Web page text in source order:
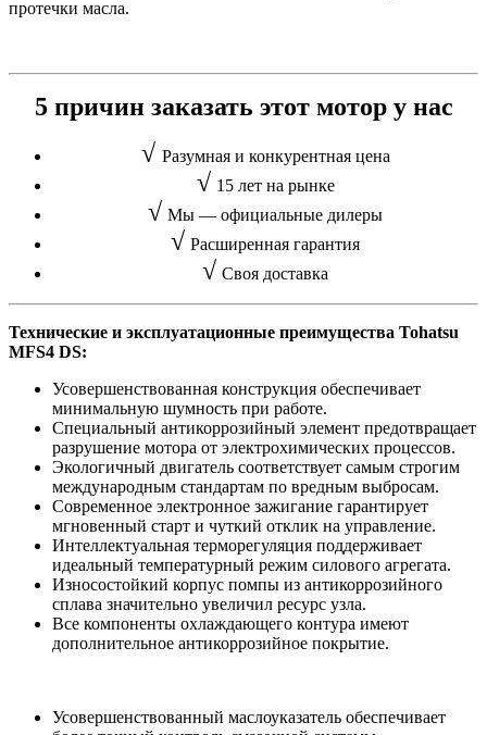
протечки масла.
5 причин заказать этот мотор у нас
√ Разумная и конкурентная цена
√ 15 лет на рынке
√ Мы — официальные дилеры
√ Расширенная гарантия
√ Своя доставка
Технические и эксплуатационные преимущества Tohatsu
MFS4 DS:
Усовершенствованная конструкция обеспечивает
минимальную шумность при работе.
Специальный антикоррозийный элемент предотвращает
разрушение мотора от электрохимических процессов.
Экологичный двигатель соответствует самым строгим
международным стандартам по вредным выбросам.
Современное электронное зажигание гарантирует
мгновенный старт и чуткий отклик на управление.
Интеллектуальная терморегуляция поддерживает
идеальный температурный режим силового агрегата.
Износостойкий корпус помпы из антикоррозийного
сплава значительно увеличил ресурс узла.
Все компоненты охлаждающего контура имеют
дополнительное антикоррозийное покрытие.
Усовершенствованный маслоуказатель обеспечивает